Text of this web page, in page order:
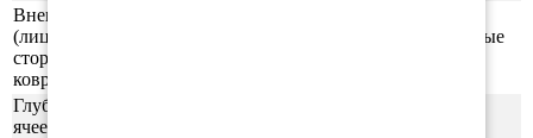
Внешняя
(лицевая)
сторона
ковриков
ячейки СОТЫ/РОМБ (напоминающие пчелиные
Глубина
ячеек